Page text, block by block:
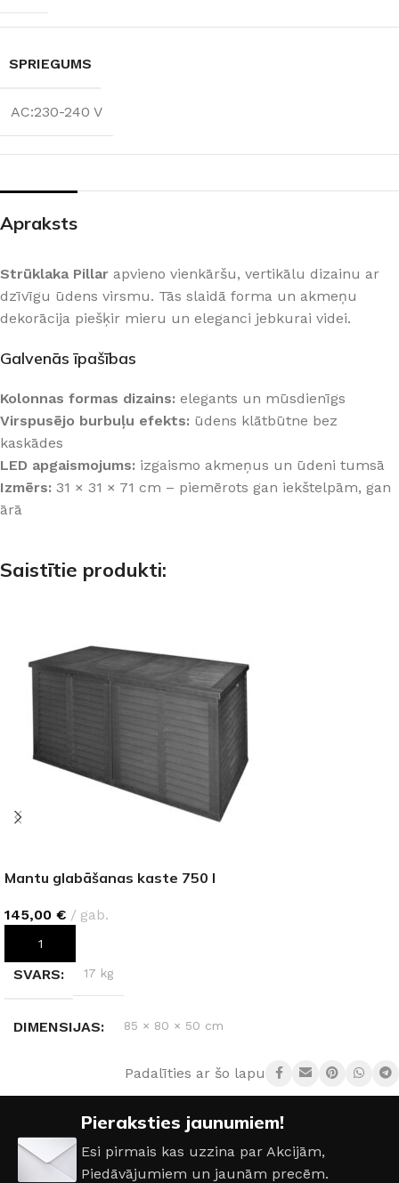
SPRIEGUMS
AC:230-240 V
Apraksts
Strūklaka Pillar apvieno vienkāršu, vertikālu dizainu ar
dzīvīgu ūdens virsmu. Tās slaidā forma un akmeņu
dekorācija piešķir mieru un eleganci jebkurai videi.
Galvenās īpašības
Kolonnas formas dizains: elegants un mūsdienīgs
Virspusējo burbuļu efekts: ūdens klātbūtne bez
kaskādes
LED apgaismojums: izgaismo akmeņus un ūdeni tumsā
Izmērs: 31 × 31 × 71 cm – piemērots gan iekštelpām, gan
ārā
Saistītie produkti:
Mantu glabāšanas kaste 750 l
145,00 € gab.
PIEVIENOT GROZAM
SVARS 17 kg
DIMENSIJAS 85 × 80 × 50 cm
Antracīts
MATERIĀLS Plastmasa
Padalīties ar šo lapu:
Pieraksties jaunumiem!
Esi pirmais kas uzzina par Akcijām,
Piedāvājumiem un jaunām precēm.